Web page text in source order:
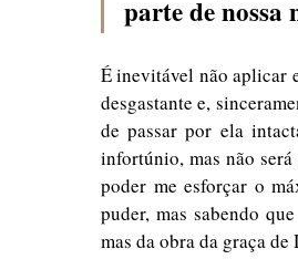
parte de nossa
É inevitável não aplicar
desgastante e,
de passar por ela
infortúnio, mas não será
poder me esforçar o
puder, mas sabendo
mas da obra da graça